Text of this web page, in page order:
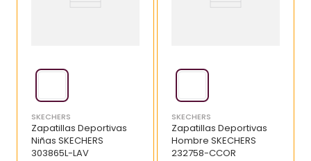
SKECHERS
Zapatillas Deportivas
Niñas SKECHERS
303865L-LAV
SKECHERS
Zapatillas Deportivas
Hombre SKECHERS
232758-CCOR